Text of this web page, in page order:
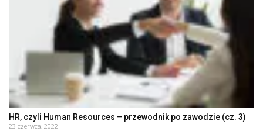
HR, czyli Human Resources – przewodnik po zawodzie (cz. 3)
23 czerwca, 2022